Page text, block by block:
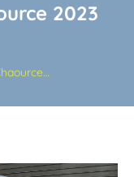
2023